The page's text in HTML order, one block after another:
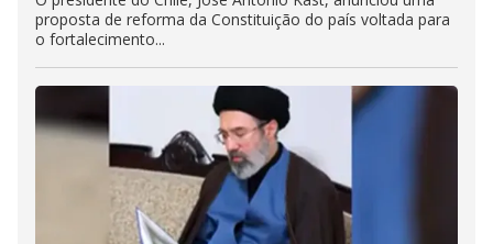
proposta de reforma da Constituição do país voltada para
o fortalecimento...